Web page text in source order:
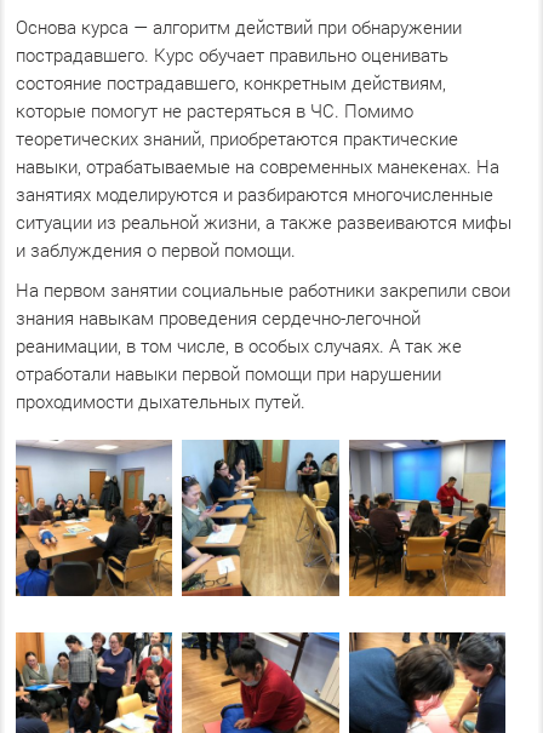
Основа курса — алгоритм действий при обнаружении
пострадавшего. Курс обучает правильно оценивать
состояние пострадавшего, конкретным действиям,
которые помогут не растеряться в ЧС. Помимо
теоретических знаний, приобретаются практические
навыки, отрабатываемые на современных манекенах. На
занятиях моделируются и разбираются многочисленные
ситуации из реальной жизни, а также развеиваются мифы
и заблуждения о первой помощи.
На первом занятии социальные работники закрепили свои
знания навыкам проведения сердечно-легочной
реанимации, в том числе, в особых случаях. А так же
отработали навыки первой помощи при нарушении
проходимости дыхательных путей.